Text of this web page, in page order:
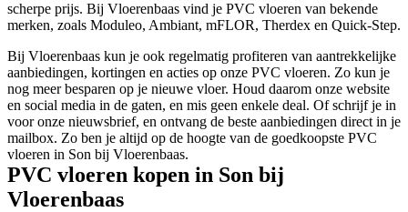
scherpe prijs. Bij Vloerenbaas vind je PVC vloeren van bekende
merken, zoals Moduleo, Ambiant, mFLOR, Therdex en Quick-Step.
Bij Vloerenbaas kun je ook regelmatig profiteren van aantrekkelijke
aanbiedingen, kortingen en acties op onze PVC vloeren. Zo kun je
nog meer besparen op je nieuwe vloer. Houd daarom onze website
en social media in de gaten, en mis geen enkele deal. Of schrijf je in
voor onze nieuwsbrief, en ontvang de beste aanbiedingen direct in je
mailbox. Zo ben je altijd op de hoogte van de goedkoopste PVC
vloeren in Son bij Vloerenbaas.
PVC vloeren kopen in Son bij
Vloerenbaas